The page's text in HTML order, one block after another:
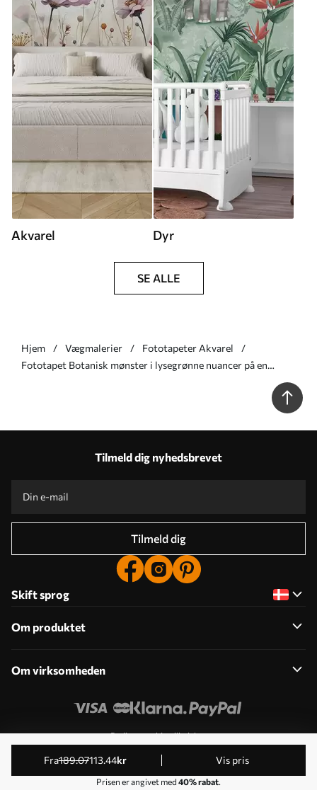
fra189.07113.44kr Vis pris
Prisen er angivet med 40% rabat.
Akvarel Dyr
SE ALLE
Hjem Vægmalerier
Fototapeter Akvarel
Fototapet Botanisk mønster i lysegrønne nuancer på en
Tilmeld dig nyhedsbrevet
Tilmeld dig
Skift sprog
Om produktet
Om virksomheden
Rediger cookie-tilladelser
© 2011-2026 Uwalls . Alle rettigheder forbeholdes. Drives
af KLW Sp. z o.o. VAT ID: PL9223057591.